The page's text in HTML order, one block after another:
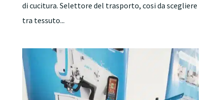
di cucitura. Selettore del trasporto, cosi da scegliere
tra tessuto...